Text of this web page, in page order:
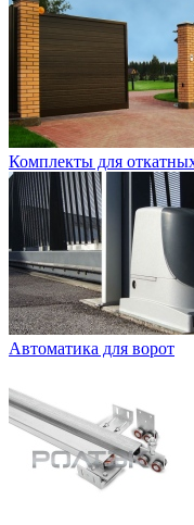
Комплекты для
Автоматика для ворот